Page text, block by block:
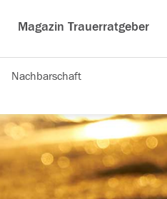
Magazin Trauerratgeber
Nachbarschaft